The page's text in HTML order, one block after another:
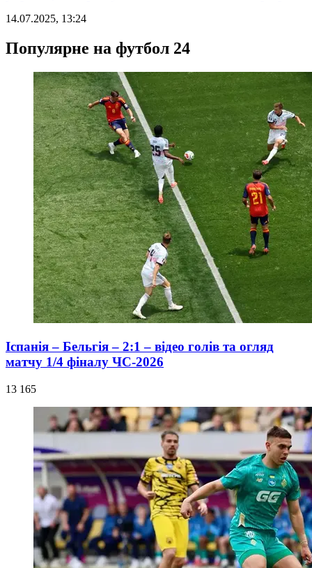
14.07.2025, 13:24
Популярне на футбол 24
Іспанія – Бельгія – 2:1 – відео голів та огляд
матчу 1/4 фіналу ЧС-2026
13 165